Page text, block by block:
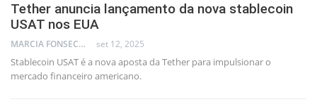
Tether anuncia lançamento da nova stablecoin
USAT nos EUA
MARCIA FONSECA - FINANCIAL CONSULTANT set 12, 2025
Stablecoin USAT é a nova aposta da Tether para impulsionar o
mercado financeiro americano.